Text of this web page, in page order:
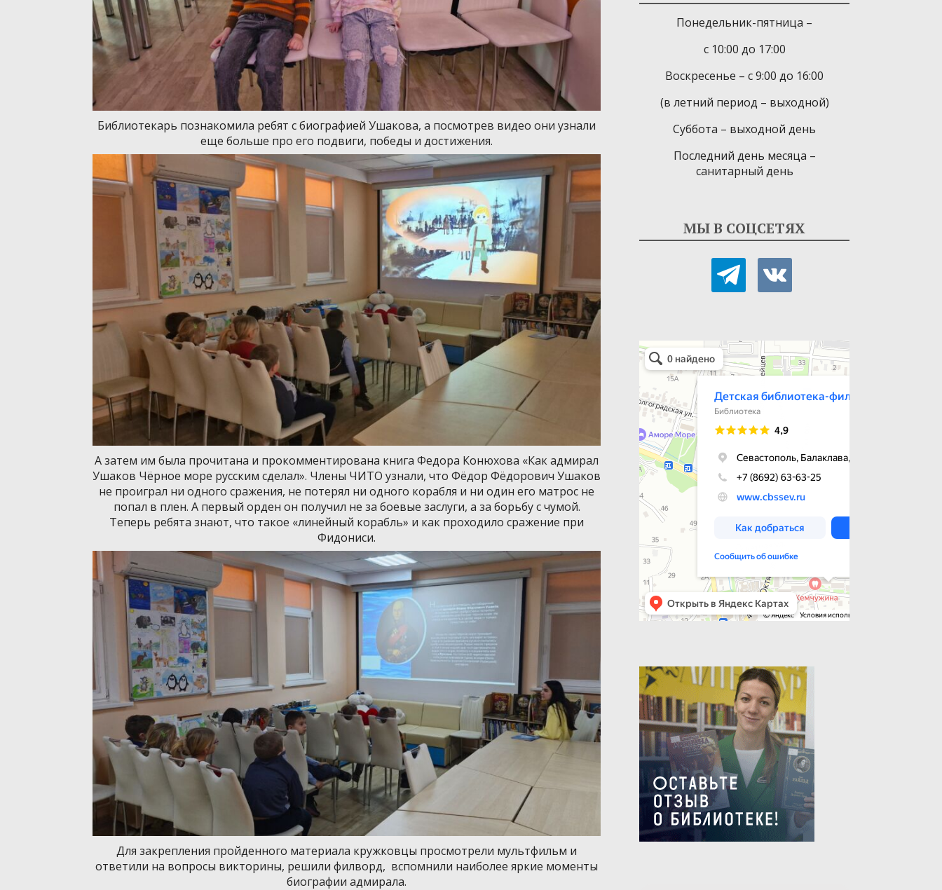
Библиотекарь познакомила ребят с биографией Ушакова, а посмотрев видео они узнали
еще больше про его подвиги, победы и достижения.
А затем им была прочитана и прокомментирована книга Федора Конюхова «Как адмирал
Ушаков Чёрное море русским сделал». Члены ЧИТО узнали, что Фёдор Фёдорович Ушаков
не проиграл ни одного сражения, не потерял ни одного корабля и ни один его матрос не
попал в плен. А первый орден он получил не за боевые заслуги, а за борьбу с чумой.
Теперь ребята знают, что такое «линейный корабль» и как проходило сражение при
Фидониси.
Для закрепления пройденного материала кружковцы просмотрели мультфильм и
ответили на вопросы викторины, решили филворд, вспомнили наиболее яркие моменты
биографии адмирала.
Понедельник-пятница –
с 10:00 до 17:00
Воскресенье – с 9:00 до 16:00
(в летний период – выходной)
Суббота – выходной день
Последний день месяца –
санитарный день
МЫ В СОЦСЕТЯХ
telegram vkontakte
Детская библиотека-филиал № 9
Библиотека в Севастополе